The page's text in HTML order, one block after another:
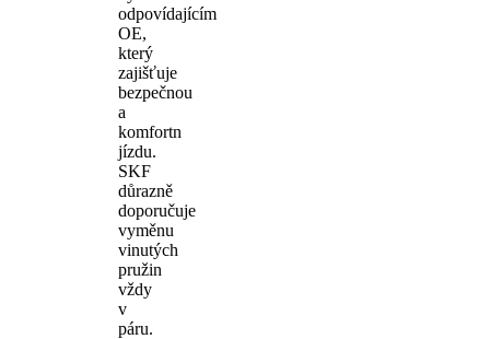
odpovídajícím
OE,
který
zajišťuje
bezpečnou
a
komfortn
jízdu.
SKF
důrazně
doporučuje
vyměnu
vinutých
pružin
vždy
v
páru.